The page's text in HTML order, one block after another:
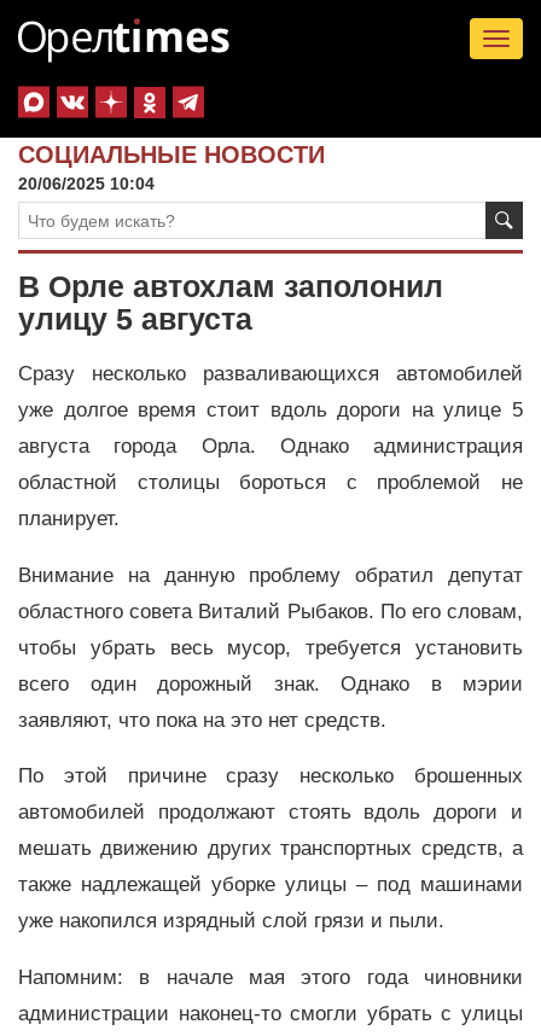
СОЦИАЛЬНЫЕ НОВОСТИ
20/06/2025 10:04
В Орле автохлам заполонил
улицу 5 августа
Сразу несколько разваливающихся автомобилей
уже долгое время стоит вдоль дороги на улице 5
августа города Орла. Однако администрация
областной столицы бороться с проблемой не
планирует.
Внимание на данную проблему обратил депутат
областного совета Виталий Рыбаков. По его словам,
чтобы убрать весь мусор, требуется установить
всего один дорожный знак. Однако в мэрии
заявляют, что пока на это нет средств.
По этой причине сразу несколько брошенных
автомобилей продолжают стоять вдоль дороги и
мешать движению других транспортных средств, а
также надлежащей уборке улицы – под машинами
уже накопился изрядный слой грязи и пыли.
Напомним: в начале мая этого года чиновники
администрации наконец-то смогли убрать с улицы